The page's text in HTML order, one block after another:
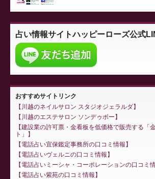
占い情報サイトハッピーローズ公式
おすすめサイトリンク
川越のネイルサロン スタジオジェラルダ
川越のエステサロン ソンデゥボー
建設業の許可票・金看板を低価格で販売する「
ト」
電話占い宜保鑑定事務所の口コミ情報
電話占いヴェルニの口コミ情報
電話占いミーシャ・コーポレーションの口コミ
電話占い紫苑の口コミ情報